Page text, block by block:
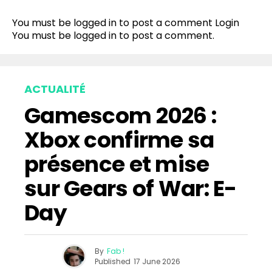
You must be logged in to post a comment Login
You must be logged in to post a comment.
ACTUALITÉ
Gamescom 2026 :
Xbox confirme sa
présence et mise
sur Gears of War: E-
Day
By Fab !
Published 17 June 2026